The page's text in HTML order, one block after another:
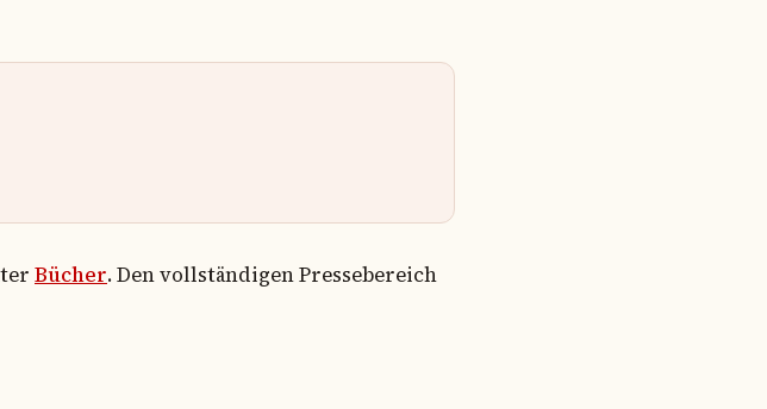
Bücher. Den vollständigen Pressebereich